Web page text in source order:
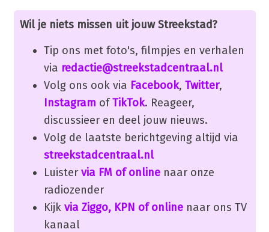
Wil je niets missen uit jouw Streekstad?
Tip ons met foto's, filmpjes en verhalen
via redactie@streekstadcentraal.nl
Volg ons ook via Facebook, Twitter,
Instagram ofTikTok. Reageer,
discussieer en deel jouw nieuws.
Volg de laatste berichtgeving altijd via
streekstadcentraal.nl
Luister via FM of onlinenaar onze
radiozender
Kijk via Ziggo, KPN of onlinenaar ons TV
kanaal